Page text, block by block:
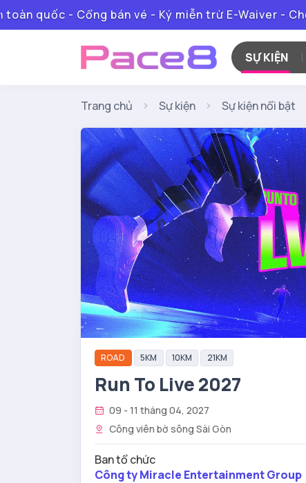
- Cổng bán vé - Ký miễn trừ E-Waiver - Checkin
SỰ KIỆN
Trang chủ Sự kiện Sự kiện nổi bật
ROAD 5KM 10KM 21KM
Run To Live 2027
09 - 11 tháng 04, 2027
Công viên bờ sông Sài Gòn
Ban tổ chức
Công ty Miracle Entertainment Group